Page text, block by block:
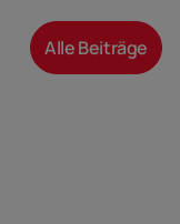
Alle Beiträge